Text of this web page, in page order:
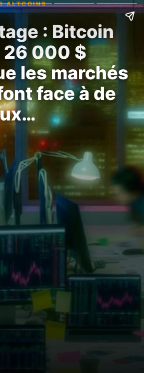
ALTCOINS
: Bitcoin
26 000 $
les marchés
face à de